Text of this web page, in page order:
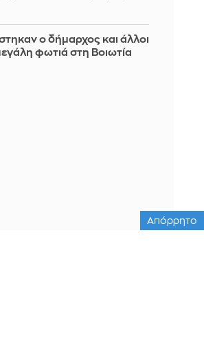
ο δήμαρχος και άλλοι
φωτιά στη Βοιωτία
Απόρρητο